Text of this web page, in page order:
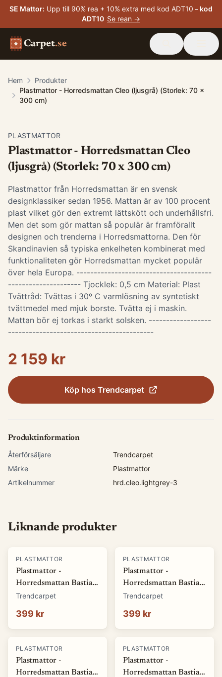
SE Mattor: Upp till 90% rea + 10% extra med kod ADT10 – kod
ADT10 Se rean →
Carpet.se
Hem
Produkter
Plastmattor - Horredsmattan Cleo (ljusgrå) (Storlek: 70 x
300 cm)
PLASTMATTOR
Plastmattor - Horredsmattan Cleo
(ljusgrå) (Storlek: 70 x 300 cm)
Plastmattor från Horredsmattan är en svensk
designklassiker sedan 1956. Mattan är av 100 procent
plast vilket gör den extremt lättskött och underhållsfri.
Men det som gör mattan så populär är framförallt
designen och trenderna i Horredsmattorna. Den för
Skandinavien så typiska enkelheten kombinerat med
funktionaliteten gör Horredsmattan mycket populär
över hela Europa. ---------------------------------------
--------------------- Tjocklek: 0,5 cm Material: Plast
Tvättråd: Tvättas i 30º C varmlösning av syntetiskt
tvättmedel med mjuk borste. Tvätta ej i maskin.
Mattan bör ej torkas i starkt solsken. ------------------
------------------------------------------
2 159 kr
Köp hos Trendcarpet
Produktinformation
Återförsäljare
Trendcarpet
Märke
Plastmattor
Artikelnummer
hrd.cleo.lightgrey-3
Liknande produkter
PLASTMATTOR
Plastmattor -
Horredsmattan Bastian
(grön) (Storlek: 70 x 50
Trendcarpet
399 kr
PLASTMATTOR
Plastmattor -
Horredsmattan Bastian
(röd) (Storlek: 70 x 50
Trendcarpet
399 kr
PLASTMATTOR
Plastmattor -
Horredsmattan Bastian
PLASTMATTOR
Plastmattor -
Horredsmattan Bastian